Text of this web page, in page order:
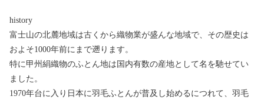
history
富士山の北麓地域は古くから織物業が盛んな地域で、その歴史は
およそ1000年前にまで遡ります。
特に甲州絹織物のふとん地は国内有数の産地として名を馳せてい
ました。
1970年台に入り日本に羽毛ふとんが普及し始めるにつれて、羽毛